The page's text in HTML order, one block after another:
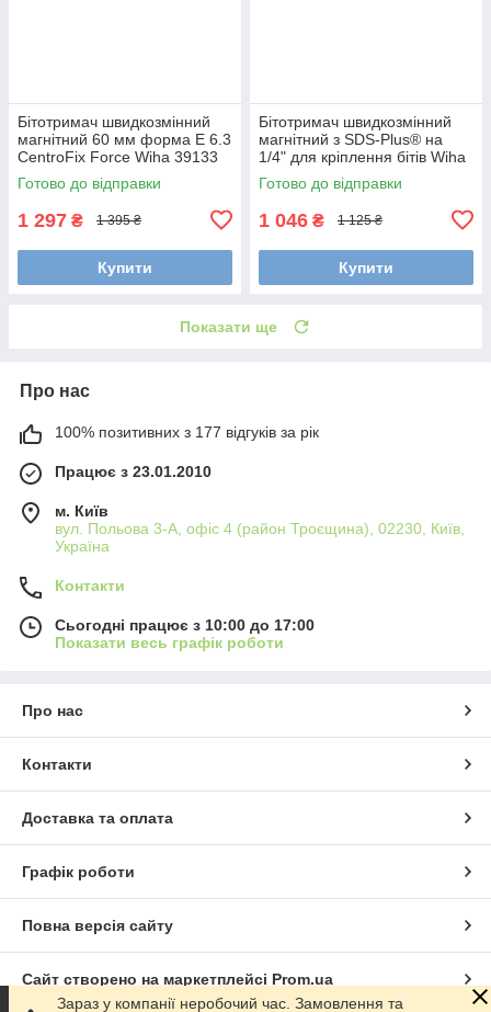
Бітотримач швидкозмінний
магнітний 60 мм форма E 6.3
CentroFix Force Wiha 39133
Готово до відправки
1 297 ₴ 1 395 ₴
Купити
Бітотримач швидкозмінний
магнітний з SDS-Plus® на
1/4" для кріплення бітів Wiha
26255
Готово до відправки
1 046 ₴ 1 125 ₴
Купити
Показати ще
Про нас
100% позитивних з 177 відгуків за рік
Працює з 23.01.2010
м. Київ
вул. Польова 3-А, офіс 4 (район Троєщина), 02230, Київ,
Україна
Контакти
Сьогодні працює з 10:00 до 17:00
Показати весь графік роботи
Про нас
Контакти
Доставка та оплата
Графік роботи
Повна версія сайту
Сайт створено на маркетплейсі Prom.ua
Зараз у компанії неробочий час. Замовлення та